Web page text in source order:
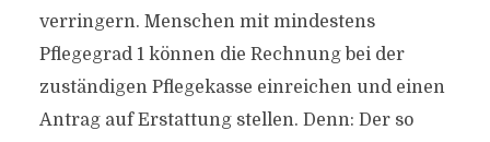
verringern. Menschen mit mindestens
Pflegegrad 1 können die Rechnung bei der
zuständigen Pflegekasse einreichen und einen
Antrag auf Erstattung stellen. Denn: Der so